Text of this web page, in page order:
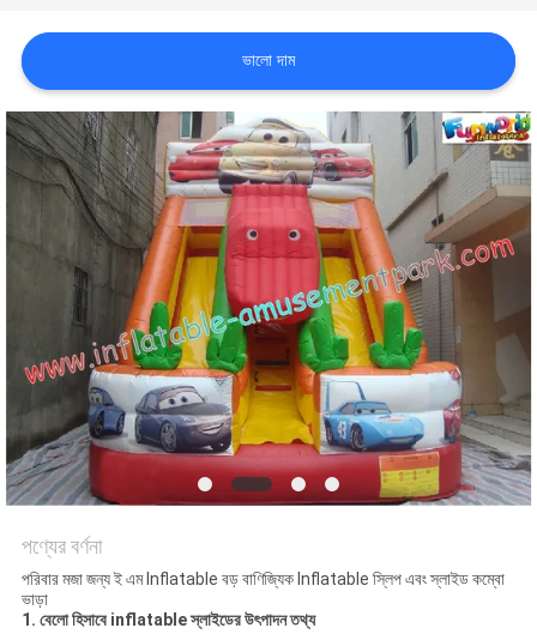
POLICY
ভালো দাম
পণ্যের বর্ণনা
পরিবার মজা জন্য ই এম Inflatable বড় বাণিজ্যিক Inflatable স্লিপ এবং স্লাইড কম্বো
ভাড়া
1. বেলো হিসাবে inflatable স্লাইডের উৎপাদন তথ্য